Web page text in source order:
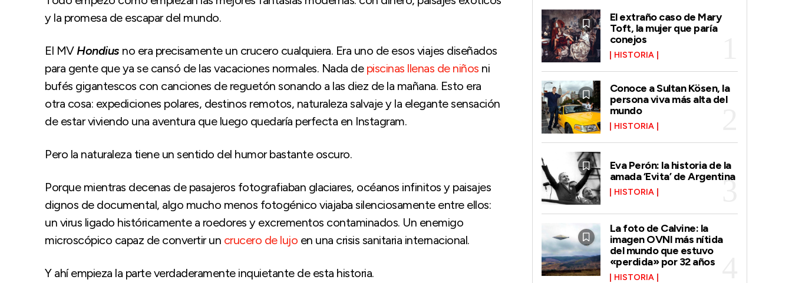
y la promesa de escapar del mundo.
El MV Hondius no era precisamente un crucero cualquiera. Era uno de esos viajes diseñados
para gente que ya se cansó de las vacaciones normales. Nada de piscinas llenas de niños ni
bufés gigantescos con canciones de reguetón sonando a las diez de la mañana. Esto era
otra cosa: expediciones polares, destinos remotos, naturaleza salvaje y la elegante sensación
de estar viviendo una aventura que luego quedaría perfecta en Instagram.
Pero la naturaleza tiene un sentido del humor bastante oscuro.
Porque mientras decenas de pasajeros fotografiaban glaciares, océanos infinitos y paisajes
dignos de documental, algo mucho menos fotogénico viajaba silenciosamente entre ellos:
un virus ligado históricamente a roedores y excrementos contaminados. Un enemigo
microscópico capaz de convertir un crucero de lujo en una crisis sanitaria internacional.
Y ahí empieza la parte verdaderamente inquietante de esta historia.
El extraño caso de Mary
Toft, la mujer que paría
conejos
HISTORIA
Conoce a Sultan Kösen, la
persona viva más alta del
mundo
HISTORIA
Eva Perón: la historia de la
amada ‘Evita’ de Argentina
HISTORIA
La foto de Calvine: la
imagen OVNI más nítida
del mundo que estuvo
«perdida» por 32 años
HISTORIA